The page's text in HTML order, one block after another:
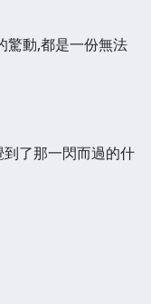
驚動,都是一份無法
了那一閃而過的什